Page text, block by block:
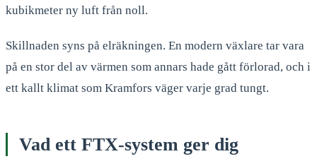
kubikmeter ny luft från noll.
Skillnaden syns på elräkningen. En modern växlare tar vara
på en stor del av värmen som annars hade gått förlorad, och i
ett kallt klimat som Kramfors väger varje grad tungt.
Vad ett FTX-system ger dig